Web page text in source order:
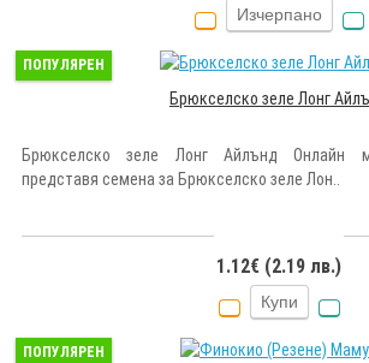
Изчерпано
ПОПУЛЯРЕН
Брюкселско зеле Лонг
Брюкселско зеле Лонг Айлънд Онлайн
представя семена за Брюкселско зеле Лон..
1.12€ (2.19 лв.)
Купи
ПОПУЛЯРЕН